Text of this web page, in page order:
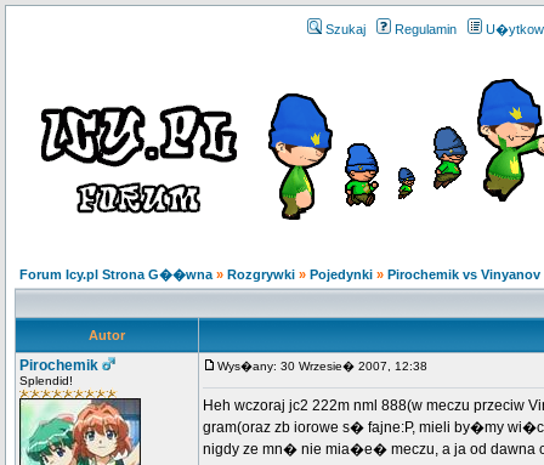
Szukaj Regulamin
Forum Icy.pl Strona G��wna » Rozgrywki » Pojedynki » Pirochemik vs Vinyanov
Autor
Pirochemik
Splendid!
Wys�any: 30 Wrzesie� 2007, 12:38
Heh wczoraj jc2 222m nml 888(w meczu przeciw
gram(oraz zb iorowe s� fajne:P, mieli by�my
nigdy ze mn� nie mia�e� meczu, a ja od dawna